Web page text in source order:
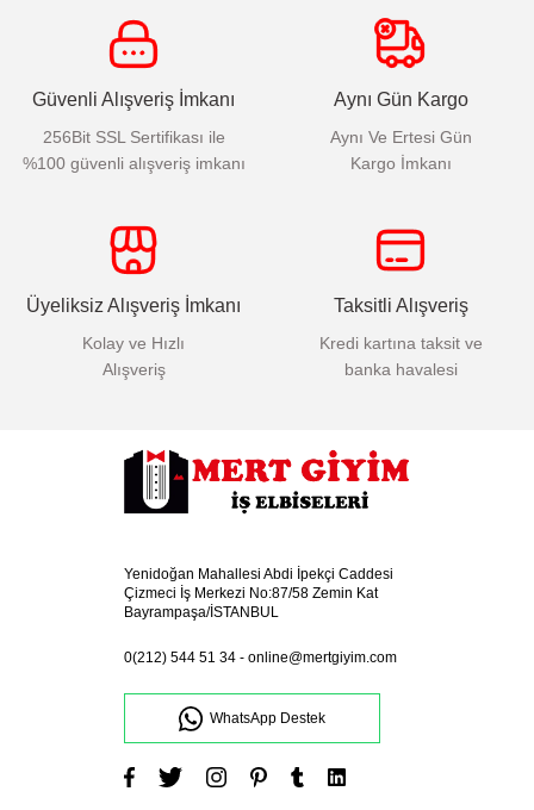
Güvenli Alışveriş İmkanı
256Bit SSL Sertifikası ile
%100 güvenli alışveriş imkanı
Aynı Gün Kargo
Aynı Ve Ertesi Gün
Kargo İmkanı
Üyeliksiz Alışveriş İmkanı
Kolay ve Hızlı
Alışveriş
Taksitli Alışveriş
Kredi kartına taksit ve
banka havalesi
Yenidoğan Mahallesi Abdi İpekçi Caddesi
Çizmeci İş Merkezi No:87/58 Zemin Kat
Bayrampaşa/İSTANBUL
0(212) 544 51 34 - online@mertgiyim.com
WhatsApp Destek